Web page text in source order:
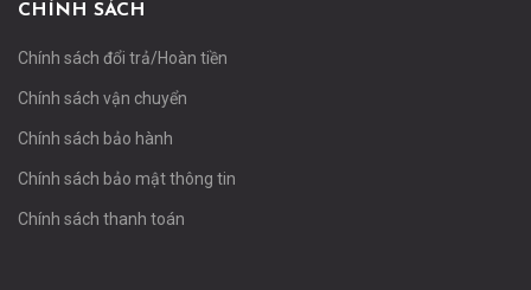
CHÍNH SÁCH
Chính sách đổi trả/Hoàn tiền
Chính sách vận chuyển
Chính sách bảo hành
Chính sách bảo mật thông tin
Chính sách thanh toán